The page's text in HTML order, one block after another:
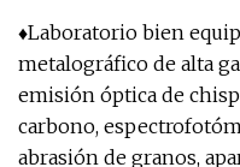
♦Laboratorio bien
metalográfico de alta
emisión óptica de
carbono,
abrasión de granos,